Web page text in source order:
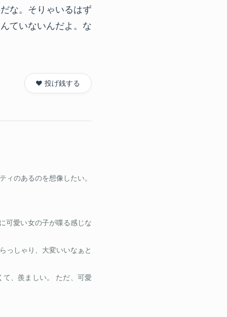
な。そりゃいるはず
ていないんだよ。な
❤️ 投げ銭する
ィのあるのを想像したい。
可愛い女の子が喋る感じな
っしゃり、大変いいなぁと
、羨ましい。 ただ、可愛